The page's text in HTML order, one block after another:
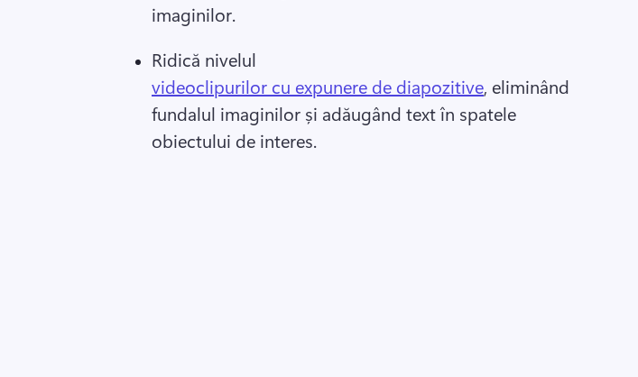
imaginilor.
Ridică nivelul
videoclipurilor cu expunere de diapozitive, eliminând
fundalul imaginilor și adăugând text în spatele
obiectului de interes.